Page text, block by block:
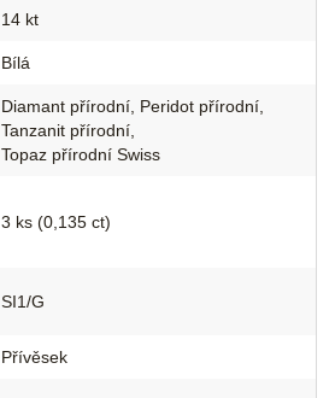
14 kt
Bílá
Diamant přírodní Peridot přírodní
Tanzanit přírodní
Topaz přírodní Swiss
3 ks (0,135 ct)
SI1/G
Přívěsek